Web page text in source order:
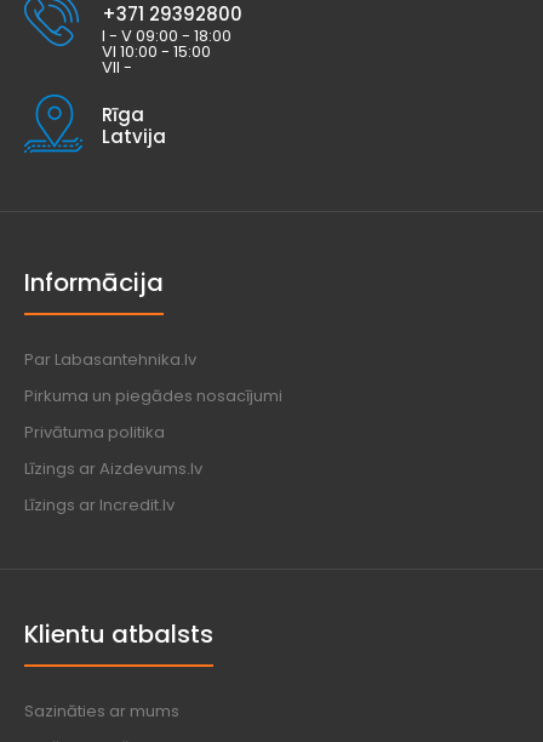
+371 29392800
I - V 09:00 - 18:00
VI 10:00 - 15:00
VII -
Rīga
Latvija
Informācija
Par Labasantehnika.lv
Pirkuma un piegādes nosacījumi
Privātuma politika
Līzings ar Aizdevums.lv
Līzings ar Incredit.lv
Klientu atbalsts
Sazināties ar mums